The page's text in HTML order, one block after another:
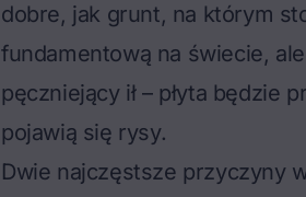
dobre, jak grunt, na którym
fundamentową na świecie,
pęczniejący ił – płyta będzie
pojawią się rysy.
Dwie najczęstsze przyczyny